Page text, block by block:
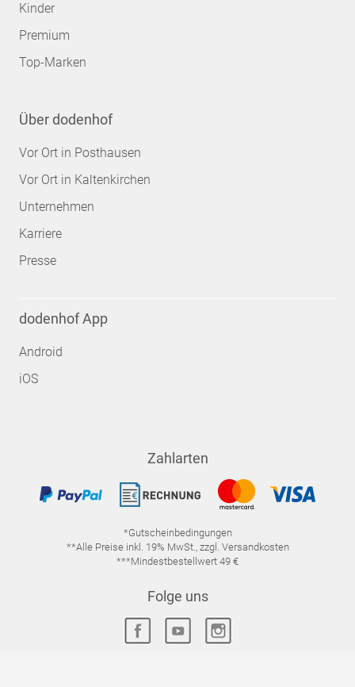
Kinder
Premium
Top-Marken
Über dodenhof
Vor Ort in Posthausen
Vor Ort in Kaltenkirchen
Unternehmen
Karriere
Presse
dodenhof App
Android
iOS
Zahlarten
*Gutscheinbedingungen
**Alle Preise inkl. 19% MwSt., zzgl. Versandkosten
***Mindestbestellwert 49 €
Folge uns